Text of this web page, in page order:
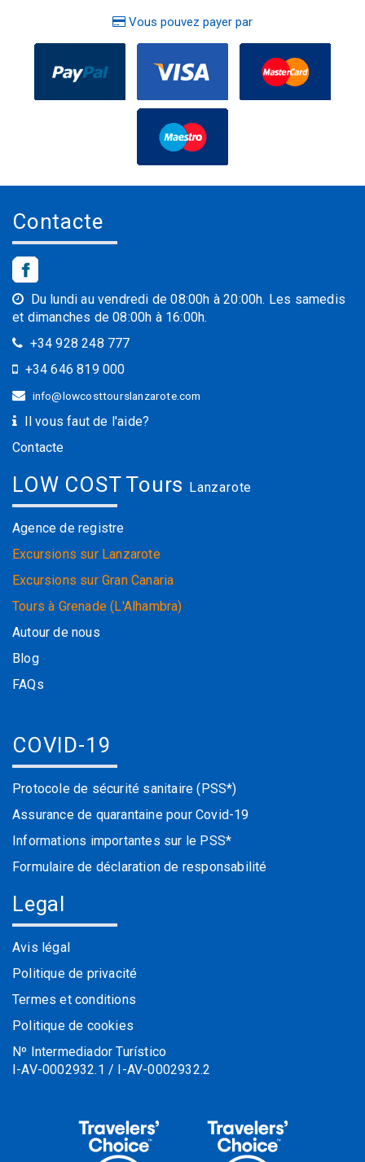
Vous pouvez payer par
Contacte
Du lundi au vendredi de 08:00h à 20:00h. Les samedis
et dimanches de 08:00h à 16:00h.
+34 928 248 777
+34 646 819 000
info@lowcosttourslanzarote.com
Il vous faut de l'aide?
Contacte
LOW COST Tours Lanzarote
Agence de registre
Excursions sur Lanzarote
Excursions sur Gran Canaria
Tours à Grenade (L'Alhambra)
Autour de nous
Blog
FAQs
COVID-19
Protocole de sécurité sanitaire (PSS*)
Assurance de quarantaine pour Covid-19
Informations importantes sur le PSS*
Formulaire de déclaration de responsabilité
Legal
Avis légal
Politique de privacité
Termes et conditions
Politique de cookies
Nº Intermediador Turístico
I-AV-0002932.1 / I-AV-0002932.2